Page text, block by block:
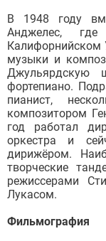
В 1948 году
Анджелес,
Калифорнийском
музыки и
Джульярдскую
фортепиано.
пианист,
композитором
год работал
оркестра и
дирижёром.
творческие
режиссерами
Лукасом.
Фильмография